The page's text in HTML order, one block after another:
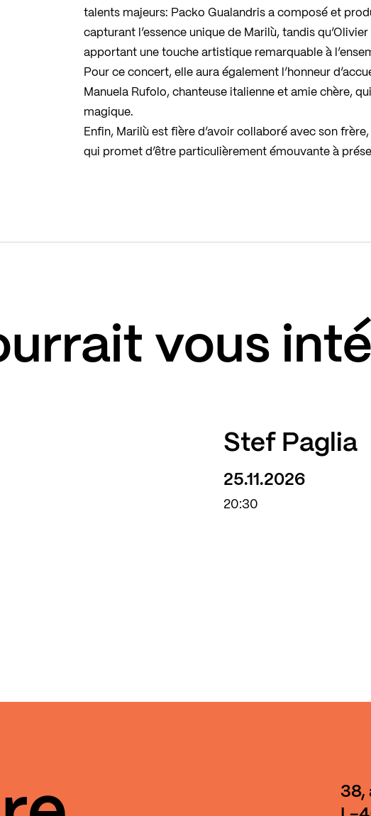
talents majeurs: Packo Gualandris a composé et
capturant l’essence unique de Marilù, tandis
apportant une touche artistique remarquable à
Pour ce concert, elle aura également l’honneur
Manuela Rufolo, chanteuse italienne et amie chère,
magique.
Enfin, Marilù est fière d’avoir collaboré avec son
qui promet d’être particulièrement émouvante à
vous
Stef Paglia
25.11.2026
20:30
38,